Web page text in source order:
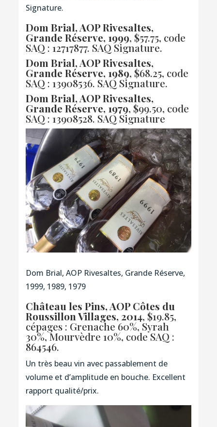
Signature.
Dom Brial, AOP Rivesaltes,
Grande Réserve, 1999, $57.75, code
SAQ : 12717877. SAQ Signature.
Dom Brial, AOP Rivesaltes,
Grande Réserve, 1989, $68.25, code
SAQ : 13908536. SAQ Signature.
Dom Brial, AOP Rivesaltes,
Grande Réserve, 1979, $99.50, code
SAQ : 13908528. SAQ Signature
Dom Brial, AOP Rivesaltes, Grande Réserve,
1999, 1989, 1979
Château les Pins, AOP Côtes du
Roussillon Villages, 2014, $19.85,
cépages : Grenache 60%, Syrah
30%, Mourvèdre 10%, code SAQ :
864546.
Un très beau vin avec passablement de
volume et d’amplitude en bouche. Excellent
rapport qualité/prix.